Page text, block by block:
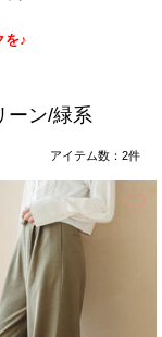
を♪
ーン/緑系
アイテム数： 2件